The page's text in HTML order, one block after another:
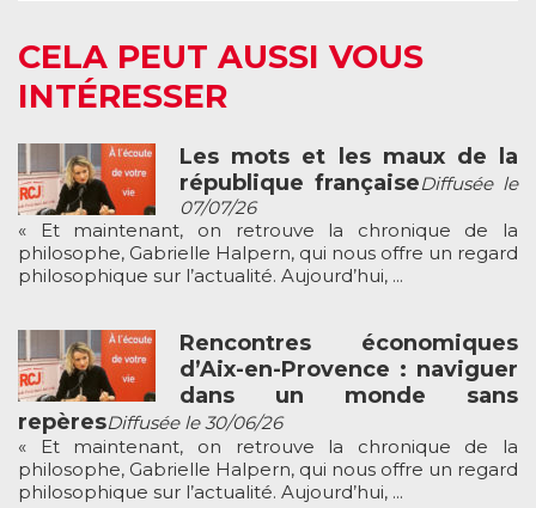
CELA PEUT AUSSI VOUS
INTÉRESSER
Les mots et les maux de la
république françaiseDiffusée le
07/07/26
« Et maintenant, on retrouve la chronique de la
philosophe, Gabrielle Halpern, qui nous offre un regard
philosophique sur l’actualité. Aujourd’hui, ...
Rencontres économiques
d’Aix-en-Provence : naviguer
dans un monde sans
repèresDiffusée le 30/06/26
« Et maintenant, on retrouve la chronique de la
philosophe, Gabrielle Halpern, qui nous offre un regard
philosophique sur l’actualité. Aujourd’hui, ...